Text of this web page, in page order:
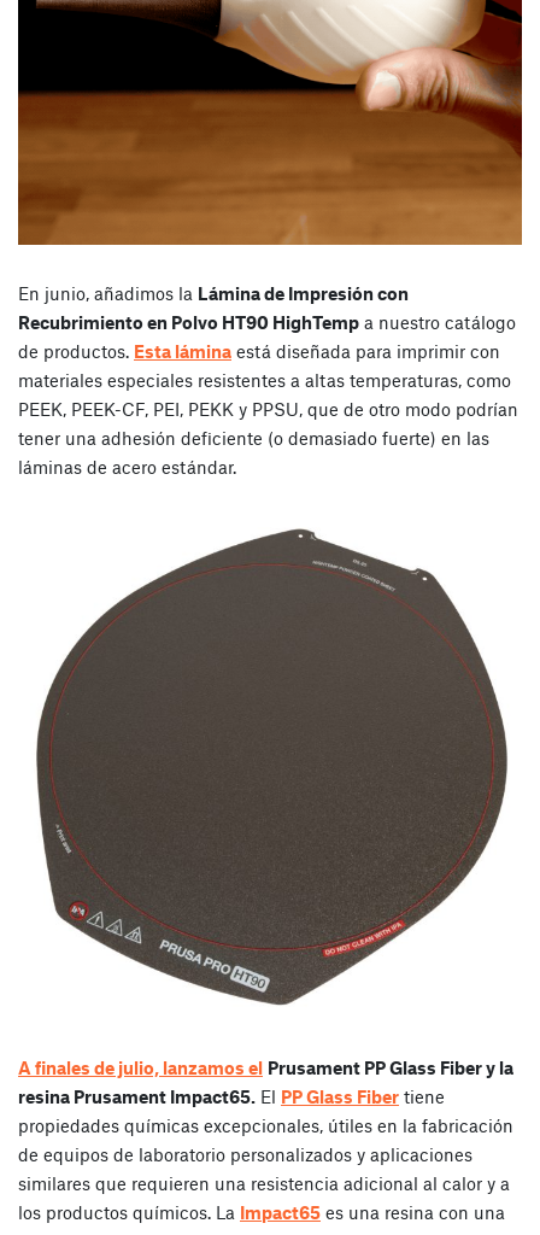
En junio, añadimos la Lámina de Impresión con
Recubrimiento en Polvo HT90 HighTemp a nuestro catálogo
de productos. Esta lámina está diseñada para imprimir con
materiales especiales resistentes a altas temperaturas, como
PEEK, PEEK-CF, PEI, PEKK y PPSU, que de otro modo podrían
tener una adhesión deficiente (o demasiado fuerte) en las
láminas de acero estándar.
A finales de julio, lanzamos el Prusament PP Glass Fiber y la
resina Prusament Impact65. El PP Glass Fiber tiene
propiedades químicas excepcionales, útiles en la fabricación
de equipos de laboratorio personalizados y aplicaciones
similares que requieren una resistencia adicional al calor y a
los productos químicos. La Impact65 es una resina con una